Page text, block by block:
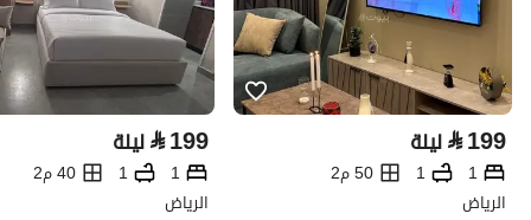
⃁199 ليلة
1
1
50 م2
الرياض
⃁199 ليلة
1
1
40 م2
الرياض